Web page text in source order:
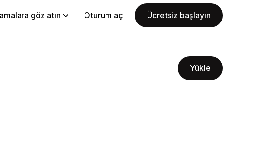
göz atın Oturum aç Ücretsiz başlayın
Yükle